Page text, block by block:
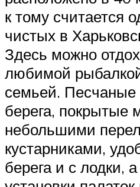
к тому считается
чистых в
Здесь можно
любимой
семьей. Песчаные
берега, покрытые
небольшими
кустарниками,
берега и с лодки,